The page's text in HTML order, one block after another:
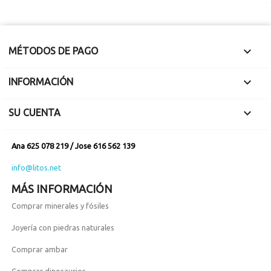
MÉTODOS DE PAGO 
INFORMACIÓN 
SU CUENTA 
Ana 625 078 219 / Jose 616 562 139
info@litos.net
MÁS INFORMACIÓN
Comprar minerales y fósiles
Joyería con piedras naturales
Comprar ambar